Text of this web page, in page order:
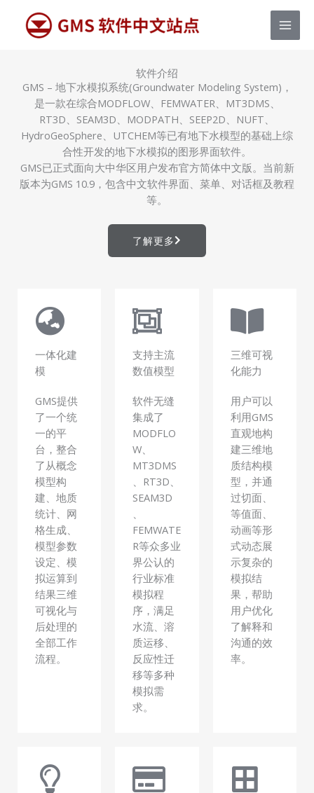
软件介绍
GMS – 地下水模拟系统(Groundwater Modeling System)，
是一款在综合MODFLOW、FEMWATER、MT3DMS、
RT3D、SEAM3D、MODPATH、SEEP2D、NUFT、
HydroGeoSphere、UTCHEM等已有地下水模型的基础上综
合性开发的地下水模拟的图形界面软件。
GMS已正式面向大中华区用户发布官方简体中文版。当前新
版本为GMS 10.9，包含中文软件界面、菜单、对话框及教程
等。
了解更多
一体化建
模
GMS提供
了一个统
一的平
台，整合
了从概念
模型构
建、地质
统计、网
格生成、
模型参数
设定、模
拟运算到
结果三维
可视化与
后处理的
全部工作
流程。
支持主流
数值模型
软件无缝
集成了
MODFLO
W、
MT3DMS
、RT3D、
SEAM3D
、
FEMWATE
R等众多业
界公认的
行业标准
模拟程
序，满足
水流、溶
质运移、
反应性迁
移等多种
模拟需
求。
三维可视
化能力
用户可以
利用GMS
直观地构
建三维地
质结构模
型，并通
过切面、
等值面、
动画等形
式动态展
示复杂的
模拟结
果，帮助
用户优化
了解释和
沟通的效
率。